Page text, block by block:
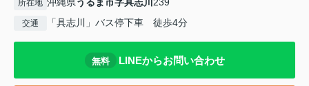
所在地
交通 「具志川」バス停下車 徒歩4分
無料 LINEからお問い合わせ